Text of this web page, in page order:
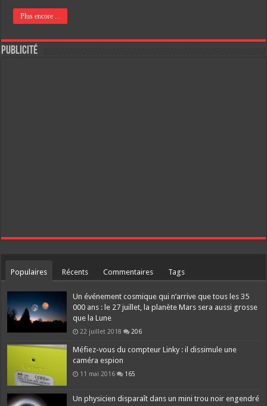
Plus encore ...
Publicité
Populaires Récents Commentaires Tags
Un événement cosmique qui n’arrive que tous les 35
000 ans : le 27 juillet, la planète Mars sera aussi grosse
que la Lune
22 juillet 2018 206
Méfiez-vous du compteur Linky : il dissimule une
caméra espion
11 mai 2016 165
Un physicien disparaît dans un mini trou noir engendré